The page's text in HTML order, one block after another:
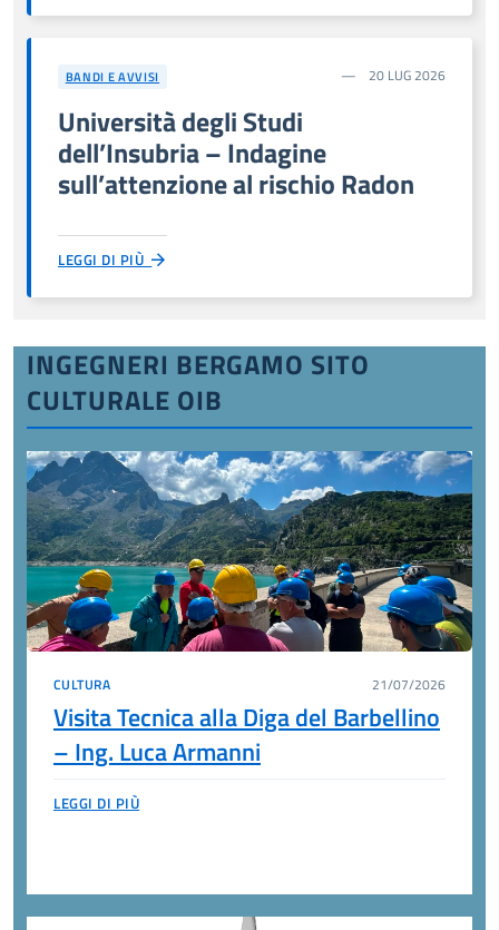
BANDI E AVVISI 20 LUG 2026
Università degli Studi
dell’Insubria – Indagine
sull’attenzione al rischio Radon
LEGGI DI PIÙ
INGEGNERI BERGAMO SITO
CULTURALE OIB
CULTURA 21/07/2026
Visita Tecnica alla Diga del Barbellino
– Ing. Luca Armanni
LEGGI DI PIÙ